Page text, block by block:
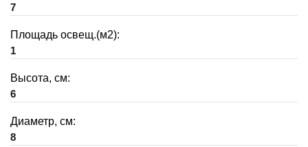
7
Площадь освещ.(м2):
1
Высота, см:
6
Диаметр, см:
8